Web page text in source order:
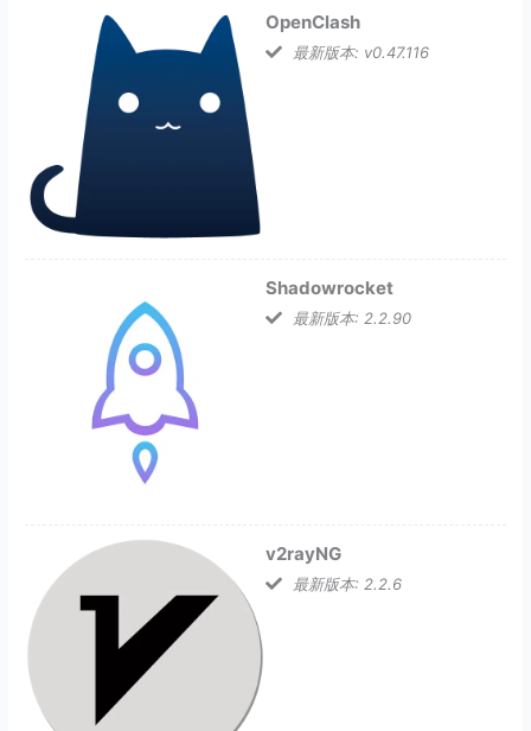
OpenClash
最新版本: v0.47.116
Shadowrocket
最新版本: 2.2.90
v2rayNG
最新版本: 2.2.6